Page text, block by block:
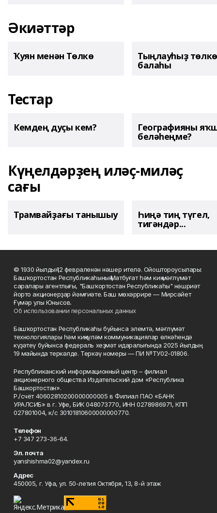
Әкиәттәр
Ҡуян менән Төлкө Тыңлауһыҙ төлкө
балаһы
Тестар
Кемдең дуҫы кем? Географияны
беләһеңме?
Күңелдәрҙең иләҫ-миләҫ
сағы
Трамвайҙағы танышыу Һиңә тиң түгел,
тигәндәр...
© 1930 йылдың 12 февраленән нәшер ителә. Ойоштороусылары:
Башҡортостан Республикаһының Матбуғат һәм киң мәғлүмәт
саралары агентлығы, "Башҡортостан Республикаһы" нәшриәт
йорто акционерҙар йәмғиәте. Баш мөхәррире — Мирсәйет
Ғүмәр улы Юнысов.
Об использовании персональных данных
Башҡортостан Республикаһы буйынса элемтә, мәғлүмәт
технологиялары һәм киңкүләм коммуникациялар өлкәһендә
күҙәтеү буйынса федераль хеҙмәт идаралығында 2025 йылдың
19 майында теркәлде. Теркәү номеры — ПИ №ТУ02-01806.
Республиканский информационный центр – филиал
акционерного общества Издательский дом «Республика
Башкортостан».
Р./счёт 40602810200000000005 в Филиал ПАО «БАНК
УРАЛСИБ» в г. Уфе, БИК 048073770, ИНН 0278986971, КПП
027801004, к/с 30101810600000000770.
Телефон
+7 347 273-36-64.
Эл. почта
yanshishma02@yandex.ru
Адрес
450005, г. Уфа, ул. 50-летия Октября, 13, 8-й этаж